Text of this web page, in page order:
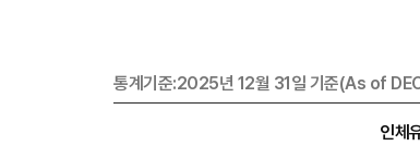
통계기준:2025년 12월 31일 기준(As of
인체